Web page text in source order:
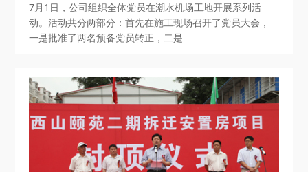
7月1日，公司组织全体党员在潮水机场工地开展系列活
动。活动共分两部分：首先在施工现场召开了党员大会，
一是批准了两名预备党员转正，二是